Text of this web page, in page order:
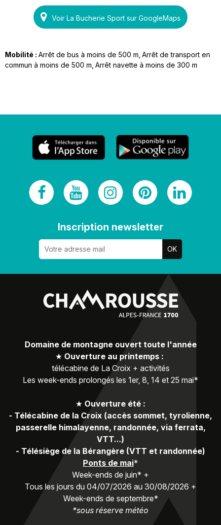
Voir La Bucherie Sport sur GoogleMaps
Mobilité : Arrêt de bus à moins de 500 m Arrêt de transport en
commun à moins de 500 m Arrêt navette à moins de 300 m
Inscription newsletter
Domaine de montagne ouvert toute l'année
★ Ouverture au printemps :
télécabine de La Croix + activités
Les week-ends prolongés les 1er, 8, 14 et 25 mai*
★ Ouverture été :
- Télécabine de la Croix (accès sommet, tyrolienne,
passerelle himalayenne, randonnée, via ferrata,
VTT...)
- Télésiège de la Bérangère (VTT et randonnée)
Ponts de mai*
Week-ends de juin* +
Tous les jours du 04/07/2026 au 30/08/2026 +
Week-ends de septembre*
*sous réserve météo